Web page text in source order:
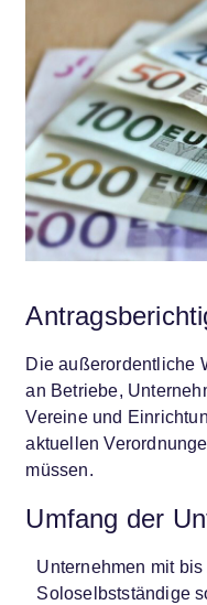
Die außerordentliche
an Betriebe,
Vereine und
aktuellen
müssen.
Umfang der
Unternehmen mit
Soloselbstständige